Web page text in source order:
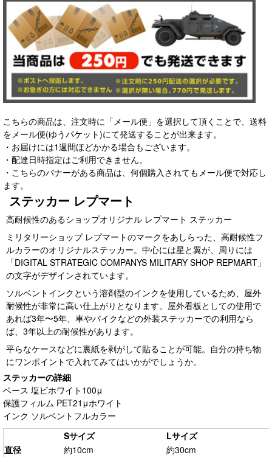
こちらの商品は、注文時に「メール便」を選択して頂くことで、送料
をメール便(ゆうパケット)にて発送することが出来ます。
・お届けには1週間ほどかかる場合もございます。
・配達日時指定はご利用できません。
・こちらのバナーがある商品は、何個購入されてもメール便で対応し
ます。
ステッカー レプマート
高耐候性のあるショップオリジナル レプマート ステッカー
ミリタリーショップ レプマートのマークをあしらった、高耐候性フ
ルカラーのオリジナルステッカー。中心には星と翼が、周りには
「DIGITAL STRATEGIC COMPANYS MILITARY SHOP REPMART」
の文字がデザインされています。
ソルベントインクという溶剤型のインクを使用しているため、屋外
耐候性が非常に高い仕上がりとなります。屋外看板としての使用で
あれば3年〜5年、車やバイクなどの外装ステッカーでの利用なら
ば、3年以上の耐候性があります。
平らなケースなどに裏紙を剥がして貼ることが可能。自分の持ち物
にワンポイントで入れてみてはいかがでしょうか。
ステッカーの詳細
ベース 塩ビホワイト100μ
保護フィルム PET21μホワイト
インク ソルベントフルカラー
Sサイズ
Lサイズ
直径
約10cm 約30cm